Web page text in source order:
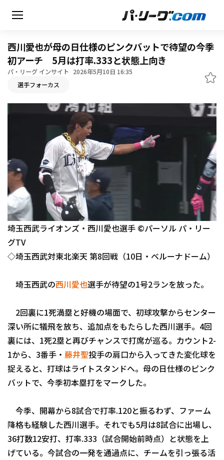
日程・結果
順位表･成績
1軍公式戦
ファーム東地区
交流戦
選手名鑑
選手名鑑トップ
北海道日本ハムファイターズ
千葉ロッテマリーンズ
オリックス・バファローズ
福岡ソフトバンクホークス
ニュース
設定
西川愛也が母の日仕様のピンクバットで待望の今季
初アーチ 5月は打率.333と状態上向き
パ・リーグ インサイト 2026年5月10日 16:35
選手フォーカス
埼玉西武ライオンズ・西川愛也選手 ©パーソル パ・リー
グTV
◇埼玉西武対東北楽天 第8回戦（10日・ベルーナドーム）
埼玉西武の西川愛也選手が待望の1号2ランを放った。
2回裏に1死満塁と好機の場面で、初球攻撃からセンター
深い所に犠飛を放ち、追加点をもたらした西川選手。4回
裏には、1死2塁と再びチャンスで打席が巡る。カウント2-
1から、3番手・ 藤井聖投手の肩口から入ってきた変化球を
捉えると、打球はライトスタンドへ。母の日仕様のピンク
バットで、今季初本塁打をマークした。
今季、開幕から8試合で打率.120と振るわず、ファーム
降格も経験した西川選手。それでも5月は8試合に出場し、
36打数12安打、打率.333（試合開始前時点）と状態を上
げている。今試合の一発を通過点に、チームを引っ張る活